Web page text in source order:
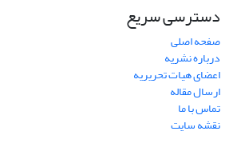
دسترسی سریع
صفحه اصلی
درباره نشریه
اعضای هیات تحریریه
ارسال مقاله
تماس با ما
نقشه سایت